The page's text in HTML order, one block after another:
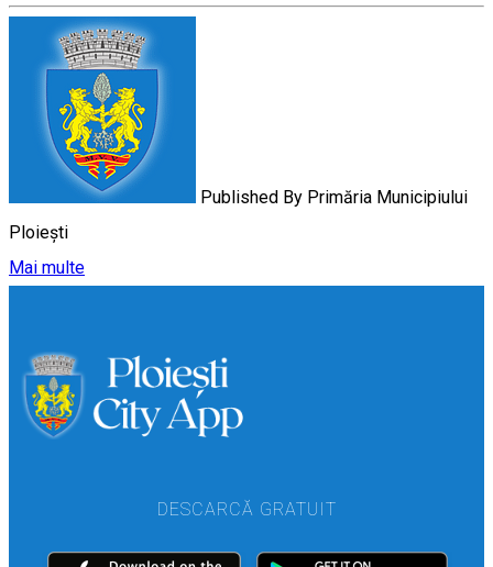
Published By Primăria Municipiului
Ploiești
Mai multe
DESCARCĂ GRATUIT